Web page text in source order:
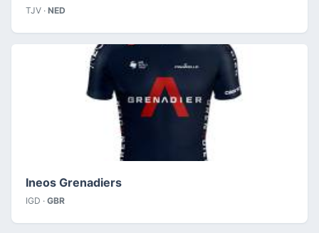
TJV · NED
Ineos Grenadiers
IGD · GBR